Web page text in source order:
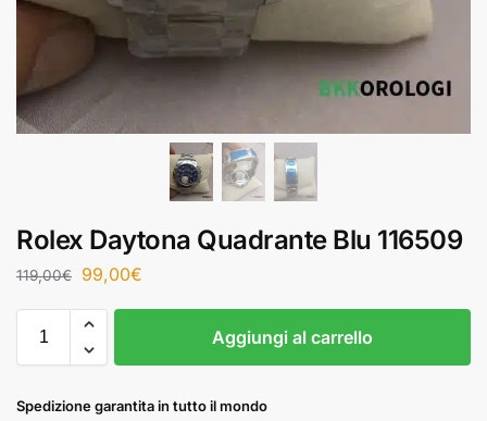
Rolex Daytona Quadrante Blu 116509
119,00€ 99,00€
Aggiungi al carrello
Spedizione garantita in tutto il mondo